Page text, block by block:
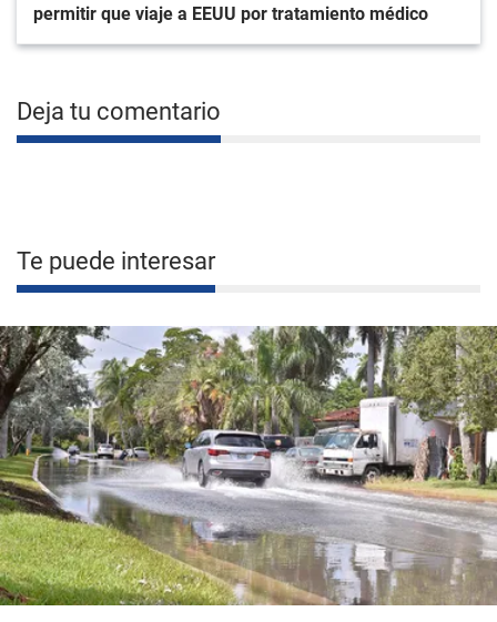
permitir que viaje a EEUU por tratamiento médico
Deja tu comentario
Te puede interesar